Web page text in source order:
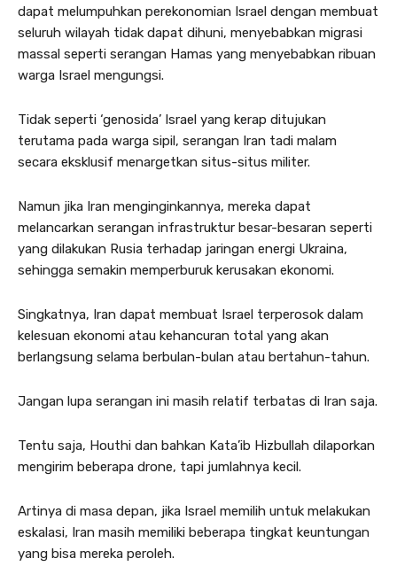
dapat melumpuhkan perekonomian Israel dengan membuat
seluruh wilayah tidak dapat dihuni, menyebabkan migrasi
massal seperti serangan Hamas yang menyebabkan ribuan
warga Israel mengungsi.
Tidak seperti ‘genosida’ Israel yang kerap ditujukan
terutama pada warga sipil, serangan Iran tadi malam
secara eksklusif menargetkan situs-situs militer.
Namun jika Iran menginginkannya, mereka dapat
melancarkan serangan infrastruktur besar-besaran seperti
yang dilakukan Rusia terhadap jaringan energi Ukraina,
sehingga semakin memperburuk kerusakan ekonomi.
Singkatnya, Iran dapat membuat Israel terperosok dalam
kelesuan ekonomi atau kehancuran total yang akan
berlangsung selama berbulan-bulan atau bertahun-tahun.
Jangan lupa serangan ini masih relatif terbatas di Iran saja.
Tentu saja, Houthi dan bahkan Kata’ib Hizbullah dilaporkan
mengirim beberapa drone, tapi jumlahnya kecil.
Artinya di masa depan, jika Israel memilih untuk melakukan
eskalasi, Iran masih memiliki beberapa tingkat keuntungan
yang bisa mereka peroleh.